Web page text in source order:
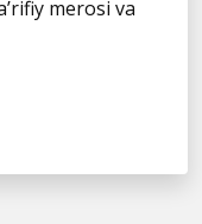
merosi va